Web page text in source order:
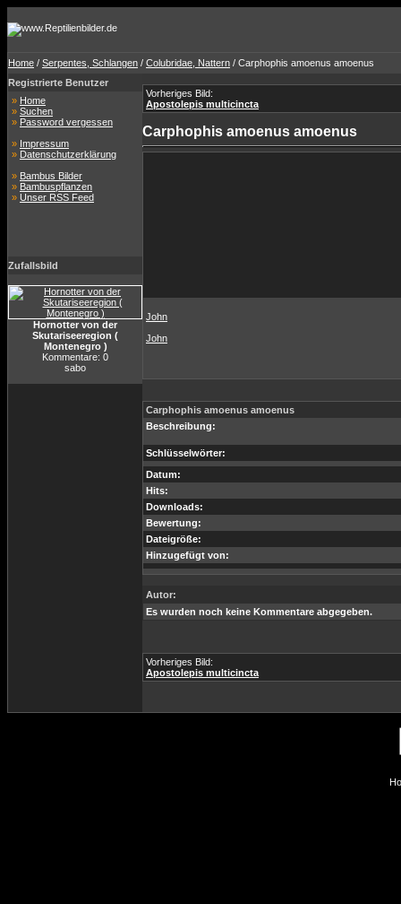
Home / Serpentes, Schlangen / Colubridae, Nattern / Carphophis amoenus amoenus
Registrierte Benutzer
» Home
» Suchen
» Password vergessen
» Impressum
» Datenschutzerklärung
» Bambus Bilder
» Bambuspflanzen
» Unser RSS Feed
Zufallsbild
Hornotter von der
Skutariseeregion (
Montenegro )
Kommentare: 0
sabo
Vorheriges Bild:
Apostolepis multicincta
Carphophis amoenus amoenus
John
John
Carphophis amoenus amoenus
Beschreibung:
Schlüsselwörter:
Datum:
Hits:
Downloads:
Bewertung:
Dateigröße:
Hinzugefügt von:
Autor:
Es wurden noch keine Kommentare abgegeben.
Vorheriges Bild:
Apostolepis multicincta